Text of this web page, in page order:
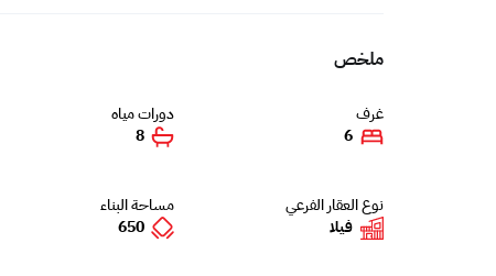
ملخص
غرف
6
دورات مياه
8
نوع العقار الفرعي
فيلا
مساحة البناء
650